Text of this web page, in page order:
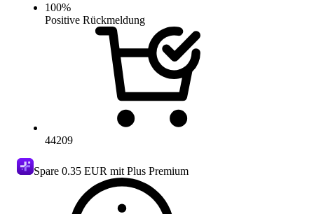
100%
Positive Rückmeldung
44209
Spare 0.35 EUR mit Plus Premium